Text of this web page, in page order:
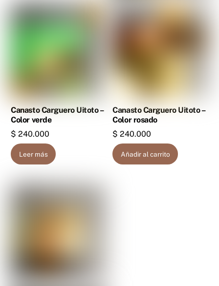
Canasto Carguero Uitoto –
Color verde
$ 240.000
Leer más
Canasto Carguero Uitoto –
Color rosado
$ 240.000
Añadir al carrito